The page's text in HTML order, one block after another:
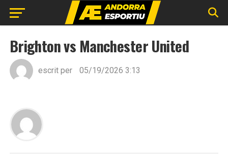
Brighton vs Manchester United
escrit per 05/19/2026 3:13